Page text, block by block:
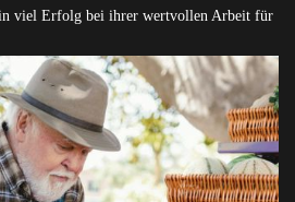
viel Erfolg bei ihrer wertvollen Arbeit für